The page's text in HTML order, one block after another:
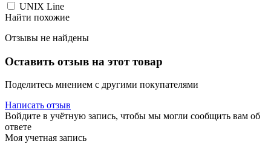
UNIX Line
Найти похожие
Отзывы не найдены
Оставить отзыв на этот товар
Поделитесь мнением с другими покупателями
Написать отзыв
Войдите в учётную запись, чтобы мы могли сообщить вам об
ответе
Моя учетная запись